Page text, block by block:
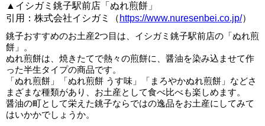
▲イシガミ銚子駅前店「ぬれ煎餅」
引用：株式会社イシガミ（ https://www.nuresenbei.co.jp/）
銚子おすすめのお土産2つ目は、イシガミ銚子駅前店の「ぬれ煎
餅」。
ぬれ煎餅は、焼きたてで熱々の煎餅に、醤油を染み込ませて作
った半生タイプの商品です。
「ぬれ煎餅」「ぬれ煎餅 うす味」「まろやかぬれ煎餅」などさ
まざまな種類があり、お土産として食べ比べも楽しめます。
醤油の町として栄えた銚子ならではの逸品をお土産にしてみて
はいかかでしょうか。